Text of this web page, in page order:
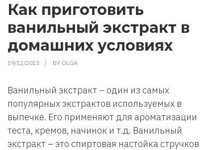
НОВОГОДНЕМ
СТОЛЕ.
Как приготовить
ванильный экстракт в
домашних условиях
19/12/2013 BY OLGA
Ванильный экстракт – один из самых
популярных экстрактов используемых в
выпечке. Его применяют для ароматизации
теста, кремов, начинок и т.д. Ванильный
экстракт – это спиртовая настойка стручков